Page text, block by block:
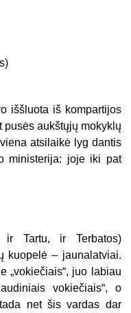
iššluota iš kompartijos
aukštųjų mokyklų
atsilaikė lyg dantis
ministerija: joje iki pat
Tartu, ir Terbatos)
kuopelė – jaunalatviai.
„vokiečiais“, juo labiau
vokiečiais“, o
net šis vardas dar